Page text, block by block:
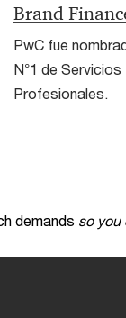
Brand
PwC fue
N°1 de Servicios
Profesionales.
demands so you